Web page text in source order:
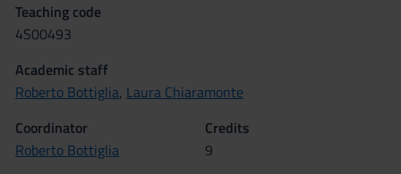
Teaching code
4S00493
Academic staff
Roberto Bottiglia, Laura Chiaramonte
Coordinator
Roberto Bottiglia
Credits
9